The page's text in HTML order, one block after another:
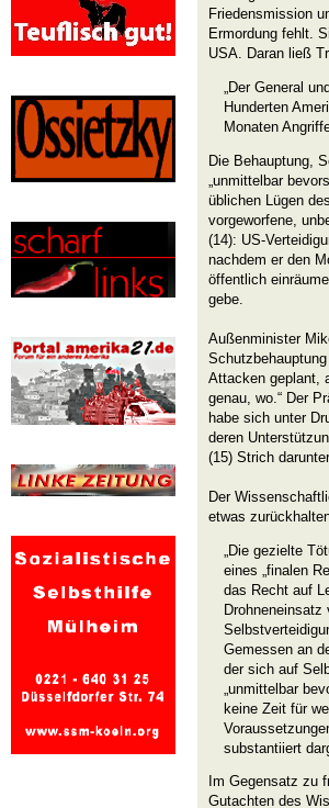
Friedensmission
Ermordung fehlt.
USA. Daran ließ
„Der General
Hunderten
Monaten
Die Behauptung,
„unmittelbar
üblichen Lügen
vorgeworfene,
(14): US-
nachdem er den
öffentlich
gebe.
Außenminister
Attacken geplant,
genau, wo.“ Der
habe sich unter
deren
(15) Strich
Der
etwas
„Die gezielte
eines „finalen
das Recht auf
Gemessen an
der sich auf
„unmittelbar
keine Zeit für
substantiiert
Im Gegensatz zu
Gutachten des